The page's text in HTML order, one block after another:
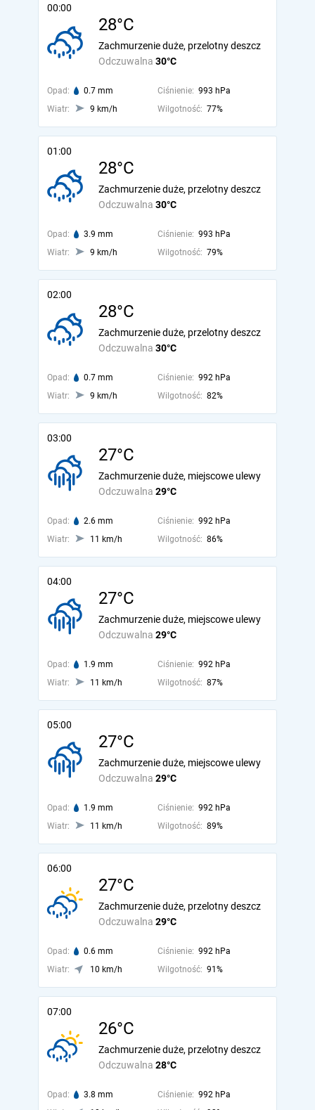
00:00
28°C
Odczuwalna 30°C
Zachmurzenie duże, przelotny deszcz
Opad: 0.7 mm Ciśnienie: 993 hPa
Wiatr:
9 km/h Wilgotność: 77%
01:00
28°C
Odczuwalna 30°C
Zachmurzenie duże, przelotny deszcz
Opad: 3.9 mm Ciśnienie: 993 hPa
Wiatr:
9 km/h Wilgotność: 79%
02:00
28°C
Odczuwalna 30°C
Zachmurzenie duże, przelotny deszcz
Opad: 0.7 mm Ciśnienie: 992 hPa
Wiatr:
9 km/h Wilgotność: 82%
03:00
27°C
Odczuwalna 29°C
Zachmurzenie duże, miejscowe ulewy
Opad: 2.6 mm Ciśnienie: 992 hPa
Wiatr:
11 km/h Wilgotność: 86%
04:00
27°C
Odczuwalna 29°C
Zachmurzenie duże, miejscowe ulewy
Opad: 1.9 mm Ciśnienie: 992 hPa
Wiatr:
11 km/h Wilgotność: 87%
05:00
27°C
Odczuwalna 29°C
Zachmurzenie duże, miejscowe ulewy
Opad: 1.9 mm Ciśnienie: 992 hPa
Wiatr:
11 km/h Wilgotność: 89%
06:00
27°C
Odczuwalna 29°C
Zachmurzenie duże, przelotny deszcz
Opad: 0.6 mm Ciśnienie: 992 hPa
Wiatr:
10 km/h Wilgotność: 91%
07:00
26°C
Odczuwalna 28°C
Zachmurzenie duże, przelotny deszcz
Opad: 3.8 mm Ciśnienie: 992 hPa